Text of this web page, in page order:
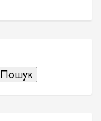
Пошук